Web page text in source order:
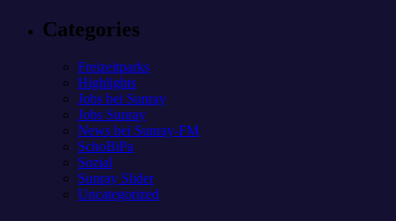
Categories
Freizeitparks
Highlights
Jobs bei Sunray
Jobs Sunray
News bei Sunray-FM
SchoBiPa
Sozial
Sunray Slider
Uncategorized